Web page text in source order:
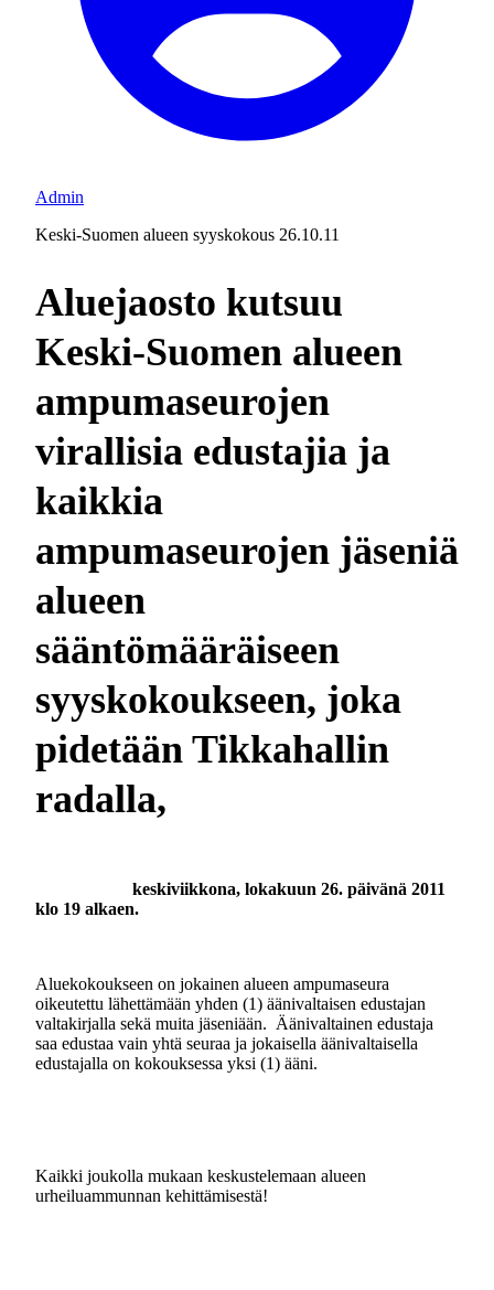
Admin
Keski-Suomen alueen syyskokous 26.10.11
Aluejaosto kutsuu
Keski-Suomen alueen
ampumaseurojen
virallisia edustajia ja
kaikkia
ampumaseurojen jäseniä
alueen
sääntömääräiseen
syyskokoukseen, joka
pidetään Tikkahallin
radalla,
keskiviikkona, lokakuun 26. päivänä 2011
klo 19 alkaen.
Aluekokoukseen on jokainen alueen ampumaseura
oikeutettu lähettämään yhden (1) äänivaltaisen edustajan
valtakirjalla sekä muita jäseniään. Äänivaltainen edustaja
saa edustaa vain yhtä seuraa ja jokaisella äänivaltaisella
edustajalla on kokouksessa yksi (1) ääni.
Kaikki joukolla mukaan keskustelemaan alueen
urheiluammunnan kehittämisestä!